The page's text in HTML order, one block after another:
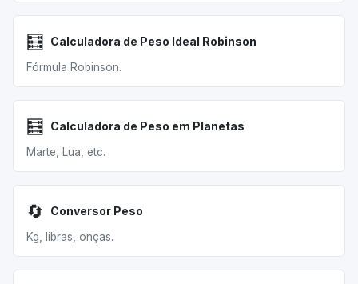
🧮 Calculadora de Peso Ideal Robinson
Fórmula Robinson.
🧮 Calculadora de Peso em Planetas
Marte, Lua, etc.
🔄 Conversor Peso
Kg, libras, onças.